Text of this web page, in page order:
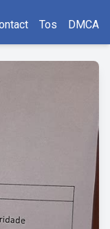
Tos DMCA